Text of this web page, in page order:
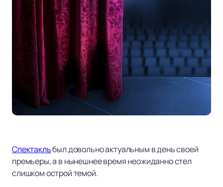
Спектакльбыл довольно актуальным в день своей
премьеры, а в нынешнее время неожиданно стел
слишком острой темой.